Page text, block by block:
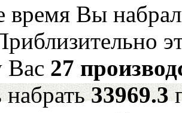
время Вы
Вас 27
набрать33969.3